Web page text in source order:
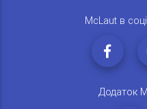
McLaut в
Додаток